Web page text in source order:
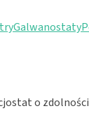
Galwanostaty
o